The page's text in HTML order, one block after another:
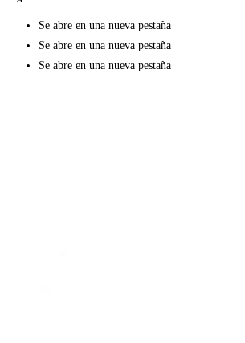
Se abre en una nueva pestaña
Se abre en una nueva pestaña
Se abre en una nueva pestaña